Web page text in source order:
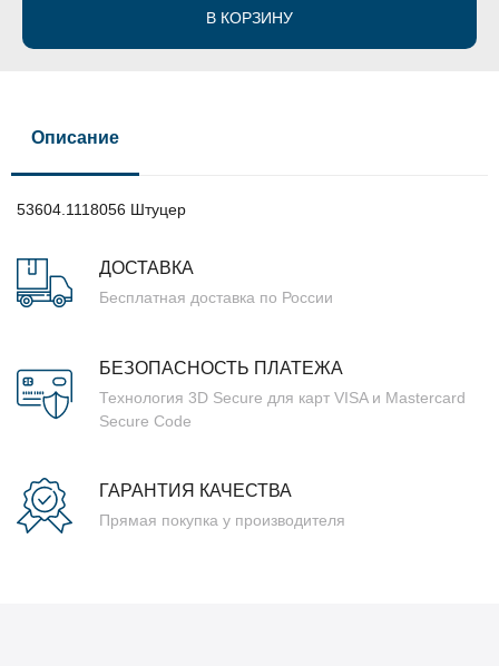
В КОРЗИНУ
Описание
53604.1118056 Штуцер
ДОСТАВКА
Бесплатная доставка по России
БЕЗОПАСНОСТЬ ПЛАТЕЖА
Технология 3D Secure для карт VISA и Mastercard
Secure Code
ГАРАНТИЯ КАЧЕСТВА
Прямая покупка у производителя